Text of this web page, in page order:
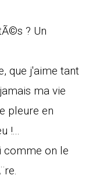
? Un
que j'aime tant
ma vie
pleure en
!...
comme on le